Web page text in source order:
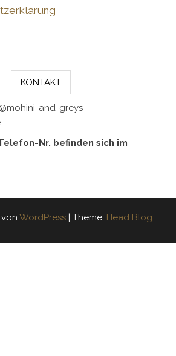
KONTAKT
and-greys-
Nr. befinden sich im
WordPress | Theme: Head Blog